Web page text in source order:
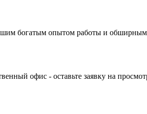
богатым опытом работы и
офис - оставьте заявку на